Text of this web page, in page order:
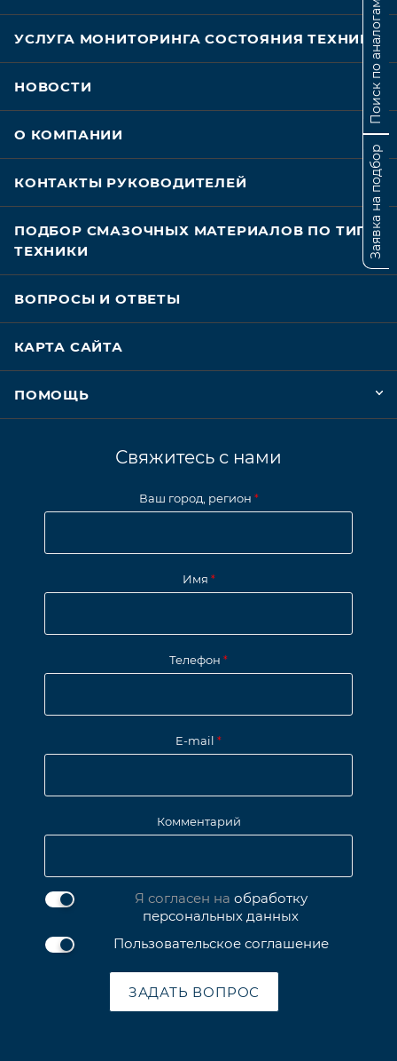
УСЛУГА МОНИТОРИНГА СОСТОЯНИЯ ТЕХНИКИ
НОВОСТИ
О КОМПАНИИ
КОНТАКТЫ РУКОВОДИТЕЛЕЙ
ПОДБОР СМАЗОЧНЫХ МАТЕРИАЛОВ ПО ТИПУ
ТЕХНИКИ
ВОПРОСЫ И ОТВЕТЫ
КАРТА САЙТА
ПОМОЩЬ
Свяжитесь с нами
Ваш город, регион *
Имя *
Телефон *
E-mail *
Комментарий
Я согласен на обработку
персональных данных
Пользовательское соглашение
ЗАДАТЬ ВОПРОС
Заявка на подбор
Поиск по аналогам